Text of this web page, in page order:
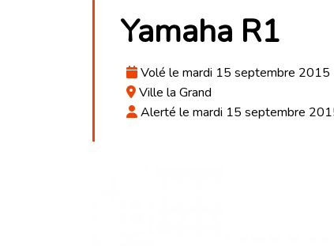
Yamaha R1
Volé le mardi 15 septembre 2015
Ville la Grand
Alerté le mardi 15 septembre